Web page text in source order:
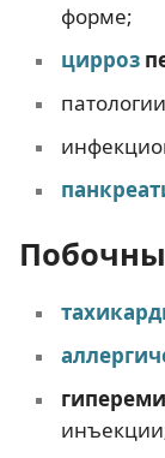
форме;
цирроз